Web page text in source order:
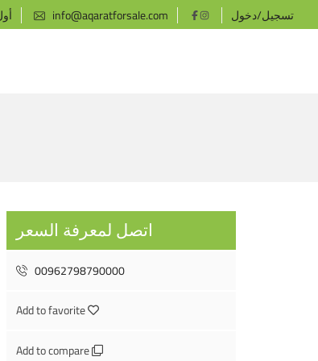
info@aqaratforsale.com تسجيل/دخول
اتصل لمعرفة السعر
00962798790000
Add to favorite
Add to compare